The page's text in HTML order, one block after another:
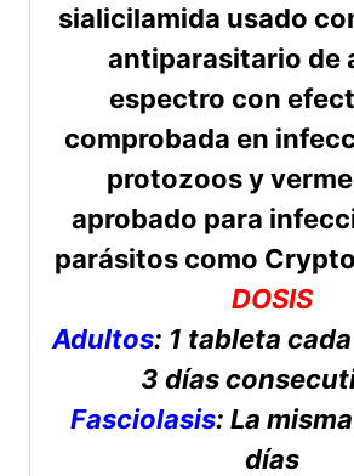
sialicilamida usado
antiparasitario de
espectro con
comprobada en
protozoos y
aprobado para
parásitos como
DOSIS
Adultos: 1 tableta
3 días
Fasciolasis: La
días